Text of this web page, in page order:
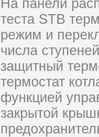
На панели
теста STB
режим и
числа
защитный
термостат
функцией
закрытой